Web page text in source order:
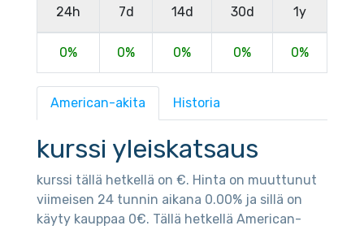
24h 7d 14d 30d 1y
0% 0% 0% 0% 0%
American-akita Historia
kurssi yleiskatsaus
kurssi tällä hetkellä on €. Hinta on muuttunut
viimeisen 24 tunnin aikana 0.00% ja sillä on
käyty kauppaa 0€. Tällä hetkellä American-